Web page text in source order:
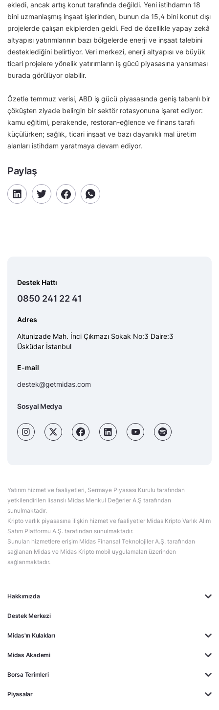
ekledi, ancak artış konut tarafında değildi. Yeni istihdamın 18
bini uzmanlaşmış inşaat işlerinden, bunun da 15,4 bini konut dışı
projelerde çalışan ekiplerden geldi. Fed de özellikle yapay zekâ
altyapısı yatırımlarının bazı bölgelerde enerji ve inşaat talebini
desteklediğini belirtiyor. Veri merkezi, enerji altyapısı ve büyük
ticari projelere yönelik yatırımların iş gücü piyasasına yansıması
burada görülüyor olabilir.
Özetle temmuz verisi, ABD iş gücü piyasasında geniş tabanlı bir
çöküşten ziyade belirgin bir sektör rotasyonuna işaret ediyor:
kamu eğitimi, perakende, restoran-eğlence ve finans tarafı
küçülürken; sağlık, ticari inşaat ve bazı dayanıklı mal üretim
alanları istihdam yaratmaya devam ediyor.
Paylaş
Hakkımızda
Destek Merkezi
Midas'ın Kulakları
Midas Akademi
Borsa Terimleri
Piyasalar
Destek Hattı
0850 241 22 41
Adres
Altunizade Mah. İnci Çıkmazı Sokak No:3 Daire:3
Üsküdar İstanbul
E-mail
destek@getmidas.com
Sosyal Medya
Yatırım hizmet ve faaliyetleri, Sermaye Piyasası Kurulu tarafından
yetkilendirilen lisanslı Midas Menkul Değerler A.Ş tarafından
sunulmaktadır.
Kripto varlık piyasasına ilişkin hizmet ve faaliyetler Midas Kripto Varlık Alım
Satım Platformu A.Ş. tarafından sunulmaktadır.
Sunulan hizmetlere erişim Midas Finansal Teknolojiler A.Ş. tarafından
sağlanan Midas ve Midas Kripto mobil uygulamaları üzerinden
sağlanmaktadır.